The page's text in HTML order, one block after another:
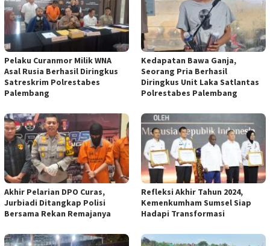
Pelaku Curanmor Milik WNA
Asal Rusia Berhasil Diringkus
Satreskrim Polrestabes
Palembang
Kedapatan Bawa Ganja,
Seorang Pria Berhasil
Diringkus Unit Laka Satlantas
Polrestabes Palembang
Akhir Pelarian DPO Curas,
Jurbiadi Ditangkap Polisi
Bersama Rekan Remajanya
Refleksi Akhir Tahun 2024,
Kemenkumham Sumsel Siap
Hadapi Transformasi